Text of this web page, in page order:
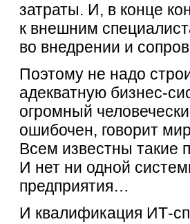
затраты. И, в конце
к внешним
во внедрении и
Поэтому не надо
адекватную бизнес-
огромный
ошибочен, говорит
Всем известны такие
И нет ни одной
предприятия…
И квалификация ИТ-